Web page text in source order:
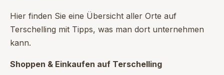
Suchen und Buchen
Hier finden Sie eine Übersicht aller Orte auf
Terschelling mit Tipps, was man dort unternehmen
kann.
Shoppen & Einkaufen auf Terschelling